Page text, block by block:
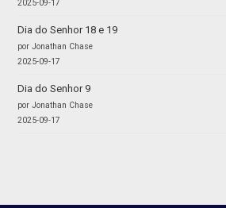
2025-09-17
Dia do Senhor 18 e 19
por Jonathan Chase
2025-09-17
Dia do Senhor 9
por Jonathan Chase
2025-09-17